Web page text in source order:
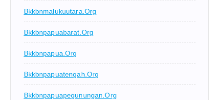
Bkkbnmalukuutara.org
Bkkbnpapuabarat.org
Bkkbnpapua.org
Bkkbnpapuatengah.org
Bkkbnpapuapegunungan.org